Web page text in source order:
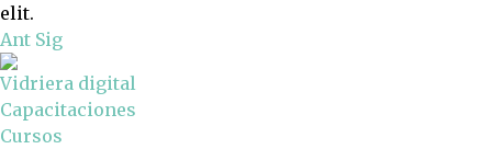
elit.
Ant Sig
Vidriera digital
Capacitaciones
Cursos